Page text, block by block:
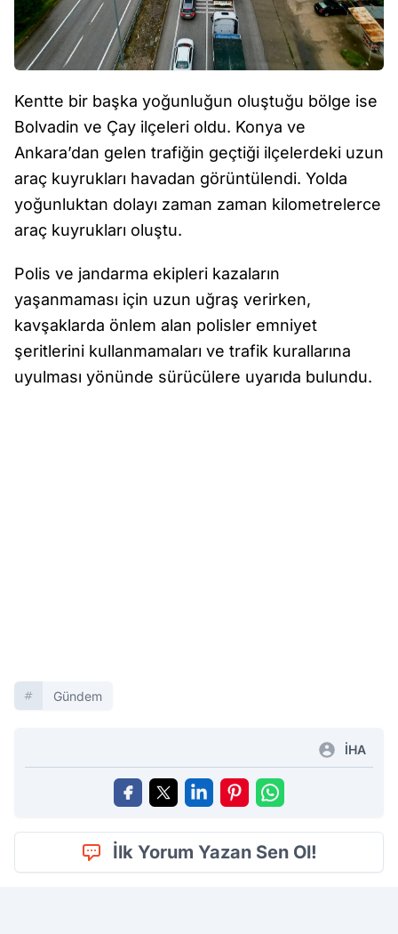
Kentte bir başka yoğunluğun oluştuğu bölge ise
Bolvadin ve Çay ilçeleri oldu. Konya ve
Ankara’dan gelen trafiğin geçtiği ilçelerdeki uzun
araç kuyrukları havadan görüntülendi. Yolda
yoğunluktan dolayı zaman zaman kilometrelerce
araç kuyrukları oluştu.
Polis ve jandarma ekipleri kazaların
yaşanmaması için uzun uğraş verirken,
kavşaklarda önlem alan polisler emniyet
şeritlerini kullanmamaları ve trafik kurallarına
uyulması yönünde sürücülere uyarıda bulundu.
Gündem
İHA
İlk Yorum Yazan Sen Ol!